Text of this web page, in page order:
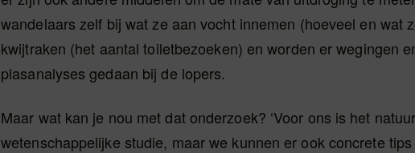
wandelaars zelf bij wat ze aan vocht innemen (hoeveel en wat
kwijtraken (het aantal toiletbezoeken) en worden er wegingen
plasanalyses gedaan bij de lopers.
Maar wat kan je nou met dat onderzoek? ‘Voor ons is het
wetenschappelijke studie, maar we kunnen er ook concrete